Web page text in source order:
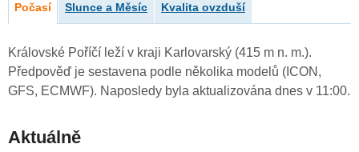
Počasí Slunce a Měsíc Kvalita ovzduší
Královské Poříčí leží v kraji Karlovarský (415 m n. m.).
Předpověď je sestavena podle několika modelů (ICON,
GFS, ECMWF). Naposledy byla aktualizována dnes v 11:00.
Aktuálně